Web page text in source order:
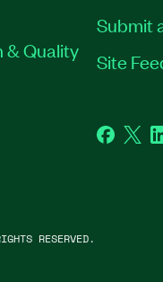
& Quality
Submit
Site
RESERVED.